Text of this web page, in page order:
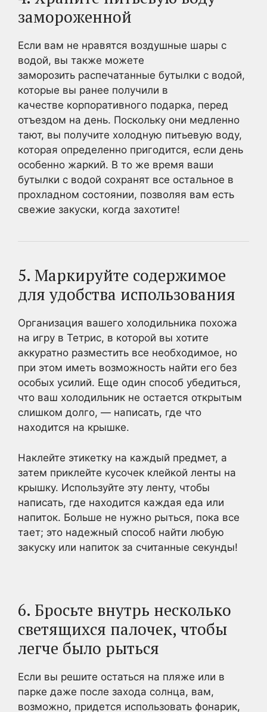
замороженной
Если вам не нравятся воздушные шары с
водой, вы также можете
заморозить распечатанные бутылки с водой,
которые вы ранее получили в
качестве корпоративного подарка, перед
отъездом на день. Поскольку они медленно
тают, вы получите холодную питьевую воду,
которая определенно пригодится, если день
особенно жаркий. В то же время ваши
бутылки с водой сохранят все остальное в
прохладном состоянии, позволяя вам есть
свежие закуски, когда захотите!
5. Маркируйте содержимое
для удобства использования
Организация вашего холодильника похожа
на игру в Тетрис, в которой вы хотите
аккуратно разместить все необходимое, но
при этом иметь возможность найти его без
особых усилий. Еще один способ убедиться,
что ваш холодильник не остается открытым
слишком долго, — написать, где что
находится на крышке.
Наклейте этикетку на каждый предмет, а
затем приклейте кусочек клейкой ленты на
крышку. Используйте эту ленту, чтобы
написать, где находится каждая еда или
напиток. Больше не нужно рыться, пока все
тает; это надежный способ найти любую
закуску или напиток за считанные секунды!
6. Бросьте внутрь несколько
светящихся палочек, чтобы
легче было рыться
Если вы решите остаться на пляже или в
парке даже после захода солнца, вам,
возможно, придется использовать фонарик,